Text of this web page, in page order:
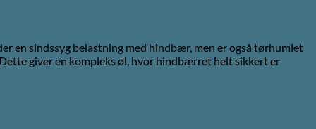
en sindssyg belastning med hindbær, men er også tørhumlet
giver en kompleks øl, hvor hindbærret helt sikkert er